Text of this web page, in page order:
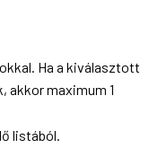
Ha a kiválasztott
akkor maximum 1
listából.